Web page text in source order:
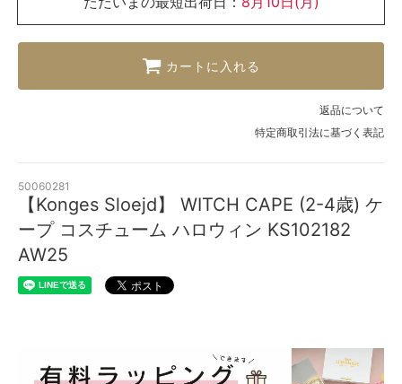
カートに入れる
返品について
特定商取引法に基づく表記
50060281
【Konges Sloejd】 WITCH CAPE (2-4歳) ケ
ープ コスチューム ハロウィン KS102182
AW25